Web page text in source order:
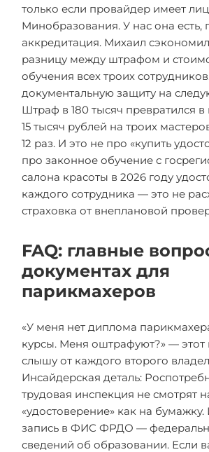
только если провайдер имеет
Минобразования. У нас она есть,
аккредитация. Михаил
разницу между штрафом и
обучения всех троих
документальную защиту на
Штраф в 180 тысяч превратился
15 тысяч рублей на троих
12 раз. И это не про «купить
про законное обучение с
салона красоты в 2026 году
каждого сотрудника — это не
страховка от внеплановой
FAQ: главные
документах для
парикмахеров
«У меня нет диплома
курсы. Меня оштрафуют?» — этот
слышу от каждого второго
Инсайдерская деталь:
трудовая инспекция не смотрят
«удостоверение» как на
запись в ФИС ФРДО —
сведений об образовании. Если